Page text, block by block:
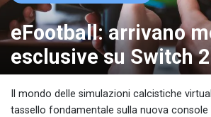
eFootball: arrivano
esclusive su Switch 2
Il mondo delle simulazioni calcistiche
tassello fondamentale sulla nuova console